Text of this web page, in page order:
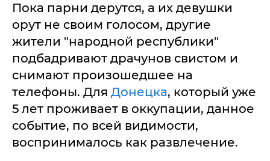
Пока парни дерутся, а их девушки
орут не своим голосом, другие
жители "народной республики"
подбадривают драчунов свистом и
снимают произошедшее на
телефоны. Для Донецка, который уже
5 лет проживает в оккупации, данное
событие, по всей видимости,
воспринималось как развлечение.